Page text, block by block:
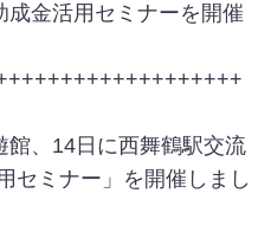
金活用セミナーを開催
館、14日に西舞鶴駅交流
セミナー」を開催しまし